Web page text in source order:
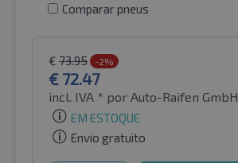
Comparar pneus
€ 73.95 -2%
€ 72.47
incl. IVA * por Auto-Raifen GmbH
EM ESTOQUE
Envio gratuito